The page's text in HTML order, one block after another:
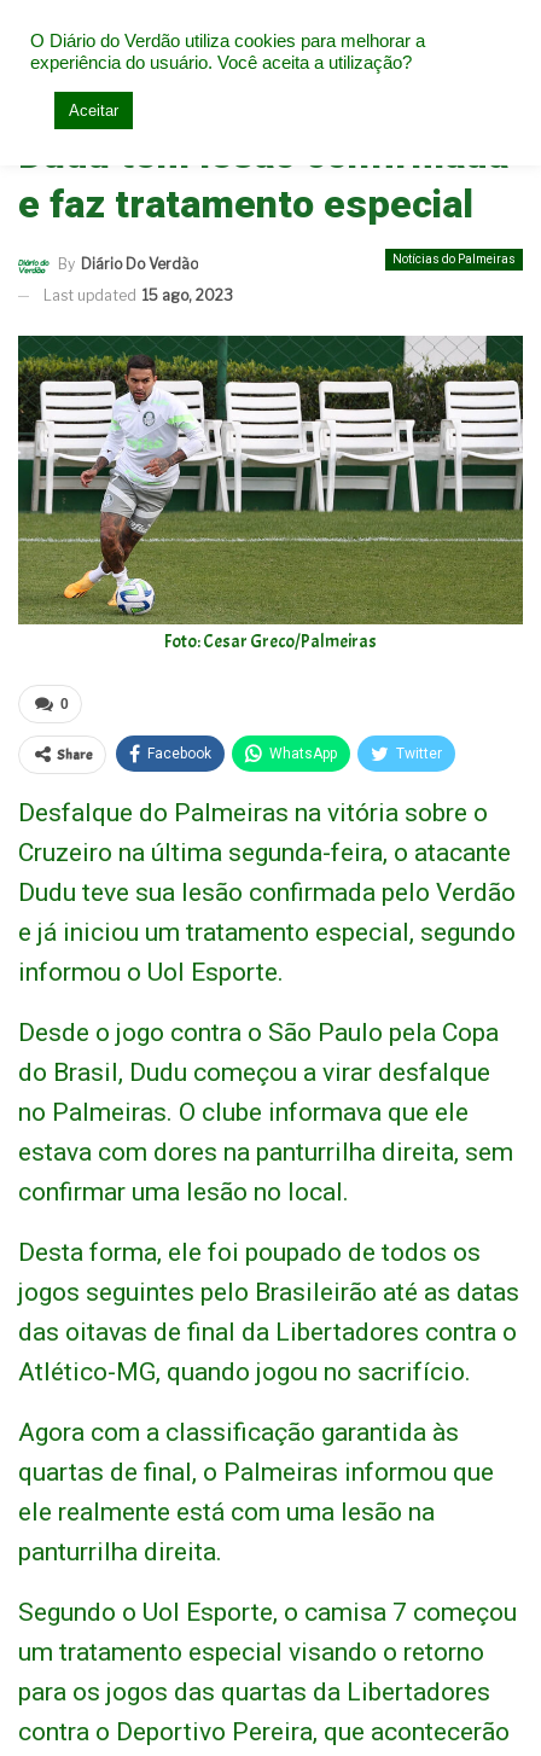
Home Notícias do Palmeiras
Dudu tem lesão confirmada
e faz tratamento especial
Notícias do Palmeiras
By Diário Do Verdão
Last updated 15 ago, 2023
Foto: Cesar Greco/Palmeiras
0
Share Facebook WhatsApp Twitter
Desfalque do Palmeiras na vitória sobre o
Cruzeiro na última segunda-feira, o atacante
Dudu teve sua lesão confirmada pelo Verdão
e já iniciou um tratamento especial, segundo
informou o Uol Esporte.
Desde o jogo contra o São Paulo pela Copa
do Brasil, Dudu começou a virar desfalque
no Palmeiras. O clube informava que ele
estava com dores na panturrilha direita, sem
confirmar uma lesão no local.
Desta forma, ele foi poupado de todos os
jogos seguintes pelo Brasileirão até as datas
das oitavas de final da Libertadores contra o
Atlético-MG, quando jogou no sacrifício.
Agora com a classificação garantida às
quartas de final, o Palmeiras informou que
ele realmente está com uma lesão na
panturrilha direita.
Segundo o Uol Esporte, o camisa 7 começou
um tratamento especial visando o retorno
para os jogos das quartas da Libertadores
contra o Deportivo Pereira, que acontecerão
O Diário do Verdão utiliza cookies para melhorar a
experiência do usuário. Você aceita a utilização?
Aceitar